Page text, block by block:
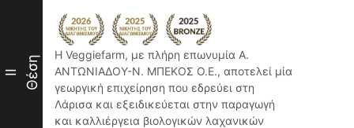
II Θέση
Η Veggiefarm, με πλήρη επωνυμία Α.
ΑΝΤΩΝΙΑΔΟΥ-Ν. ΜΠΕΚΟΣ Ο.Ε., αποτελεί μία
γεωργική επιχείρηση που εδρεύει στη
Λάρισα και εξειδικεύεται στην παραγωγή
και καλλιέργεια βιολογικών λαχανικών